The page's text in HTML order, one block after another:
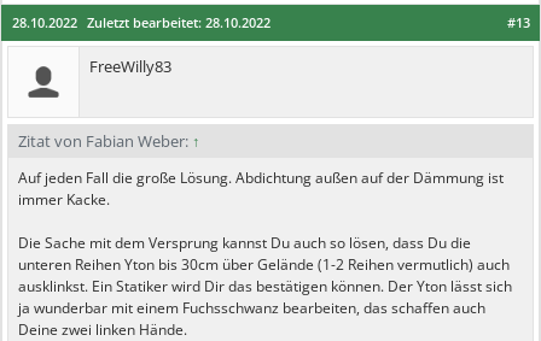
#13
28.10.2022 Zuletzt bearbeitet: 28.10.2022
FreeWilly83
Zitat von Fabian Weber: ↑
Auf jeden Fall die große Lösung. Abdichtung außen auf der Dämmung ist
immer Kacke.
Die Sache mit dem Versprung kannst Du auch so lösen, dass Du die
unteren Reihen Yton bis 30cm über Gelände (1-2 Reihen vermutlich) auch
ausklinkst. Ein Statiker wird Dir das bestätigen können. Der Yton lässt sich
ja wunderbar mit einem Fuchsschwanz bearbeiten, das schaffen auch
Deine zwei linken Hände.